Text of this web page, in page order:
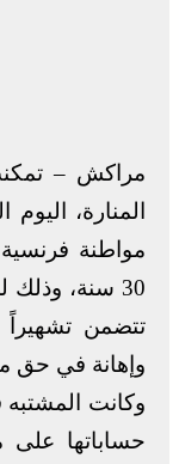
مراكش –
مواطنة
30 سنة،
تتضمن تشهيراً
وإهانة في حق
وكانت
حساباتها على